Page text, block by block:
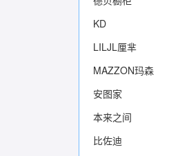
KD
LILJL厘芈
MAZZON玛森
安图家
本来之间
比佐迪